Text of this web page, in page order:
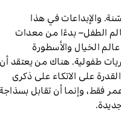
والإبداعات في هذا
الطفل– بدءًا من معدات
الخيال والأسطورة
طفولية. هناك من يعتقد أن
على الاتكاء على ذكرى
فقط، وإنما أن تقابل